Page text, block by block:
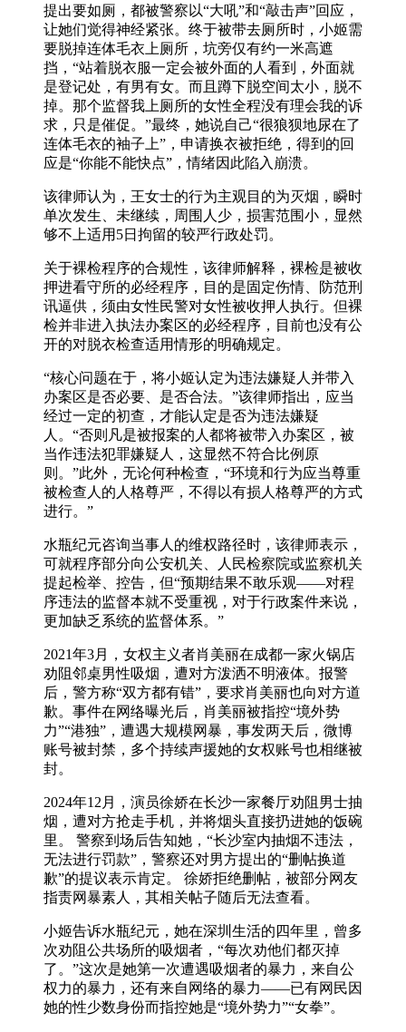
提出要如厕，都被警察以“大吼”和“敲击声”回应，
让她们觉得神经紧张。终于被带去厕所时，小姬需
要脱掉连体毛衣上厕所，坑旁仅有约一米高遮
挡，“站着脱衣服一定会被外面的人看到，外面就
是登记处，有男有女。而且蹲下脱空间太小，脱不
掉。那个监督我上厕所的女性全程没有理会我的诉
求，只是催促。”最终，她说自己“很狼狈地尿在了
连体毛衣的袖子上”，申请换衣被拒绝，得到的回
应是“你能不能快点”，情绪因此陷入崩溃。
该律师认为，王女士的行为主观目的为灭烟，瞬时
单次发生、未继续，周围人少，损害范围小，显然
够不上适用5日拘留的较严行政处罚。
关于裸检程序的合规性，该律师解释，裸检是被收
押进看守所的必经程序，目的是固定伤情、防范刑
讯逼供，须由女性民警对女性被收押人执行。但裸
检并非进入执法办案区的必经程序，目前也没有公
开的对脱衣检查适用情形的明确规定。
“核心问题在于，将小姬认定为违法嫌疑人并带入
办案区是否必要、是否合法。”该律师指出，应当
经过一定的初查，才能认定是否为违法嫌疑
人。“否则凡是被报案的人都将被带入办案区，被
当作违法犯罪嫌疑人，这显然不符合比例原
则。”此外，无论何种检查，“环境和行为应当尊重
被检查人的人格尊严，不得以有损人格尊严的方式
进行。”
水瓶纪元咨询当事人的维权路径时，该律师表示，
可就程序部分向公安机关、人民检察院或监察机关
提起检举、控告，但“预期结果不敢乐观——对程
序违法的监督本就不受重视，对于行政案件来说，
更加缺乏系统的监督体系。”
2021年3月，女权主义者肖美丽在成都一家火锅店
劝阻邻桌男性吸烟，遭对方泼洒不明液体。报警
后，警方称“双方都有错”，要求肖美丽也向对方道
歉。事件在网络曝光后，肖美丽被指控“境外势
力”“港独”，遭遇大规模网暴，事发两天后，微博
账号被封禁，多个持续声援她的女权账号也相继被
封。
2024年12月，演员徐娇在长沙一家餐厅劝阻男士抽
烟，遭对方抢走手机，并将烟头直接扔进她的饭碗
里。 警察到场后告知她，“长沙室内抽烟不违法，
无法进行罚款”，警察还对男方提出的“删帖换道
歉”的提议表示肯定。 徐娇拒绝删帖，被部分网友
指责网暴素人，其相关帖子随后无法查看。
小姬告诉水瓶纪元，她在深圳生活的四年里，曾多
次劝阻公共场所的吸烟者，“每次劝他们都灭掉
了。”这次是她第一次遭遇吸烟者的暴力，来自公
权力的暴力，还有来自网络的暴力——已有网民因
她的性少数身份而指控她是“境外势力”“女拳”。